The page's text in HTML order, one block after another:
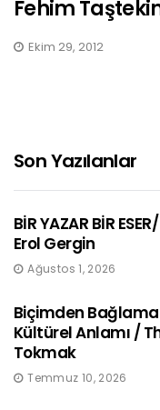
Fehim
Ekim 29, 2012
Son Yazılanlar
BİR YAZAR BİR
Erol Gergin
Ağustos 1, 2026
Biçimden
Kültürel Anlamı /
Tokmak
Temmuz 10, 2026